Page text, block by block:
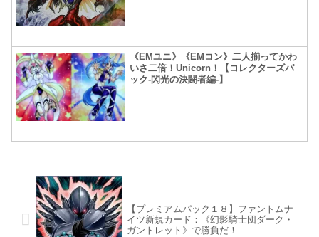
《EMユニ》《EMコン》二人揃ってかわ
いさ二倍！Unicorn！【コレクターズパ
ック-閃光の決闘者編-】
【プレミアムパック１８】ファントムナ
イツ新規カード：《幻影騎士団ダーク・
ガントレット》で勝負だ！